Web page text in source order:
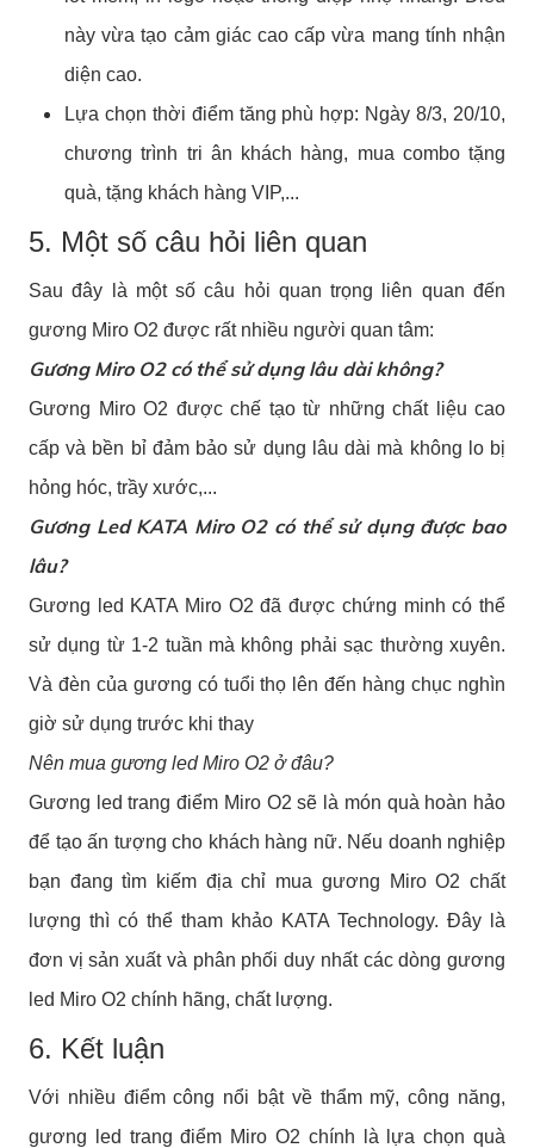
này vừa tạo cảm giác cao cấp vừa mang tính nhận
diện cao.
Lựa chọn thời điểm tăng phù hợp: Ngày 8/3, 20/10,
chương trình tri ân khách hàng, mua combo tặng
quà, tặng khách hàng VIP,...
5. Một số câu hỏi liên quan
Sau đây là một số câu hỏi quan trọng liên quan đến
gương Miro O2 được rất nhiều người quan tâm:
Gương Miro O2 có thể sử dụng lâu dài không?
Gương Miro O2 được chế tạo từ những chất liệu cao
cấp và bền bỉ đảm bảo sử dụng lâu dài mà không lo bị
hỏng hóc, trầy xước,...
Gương Led KATA Miro O2 có thể sử dụng được bao
lâu?
Gương led KATA Miro O2 đã được chứng minh có thể
sử dụng từ 1-2 tuần mà không phải sạc thường xuyên.
Và đèn của gương có tuổi thọ lên đến hàng chục nghìn
giờ sử dụng trước khi thay
Nên mua gương led Miro O2 ở đâu?
Gương led trang điểm Miro O2 sẽ là món quà hoàn hảo
để tạo ấn tượng cho khách hàng nữ. Nếu doanh nghiệp
bạn đang tìm kiếm địa chỉ mua gương Miro O2 chất
lượng thì có thể tham khảo KATA Technology. Đây là
đơn vị sản xuất và phân phối duy nhất các dòng gương
led Miro O2 chính hãng, chất lượng.
6. Kết luận
Với nhiều điểm công nổi bật về thẩm mỹ, công năng,
gương led trang điểm Miro O2 chính là lựa chọn quà